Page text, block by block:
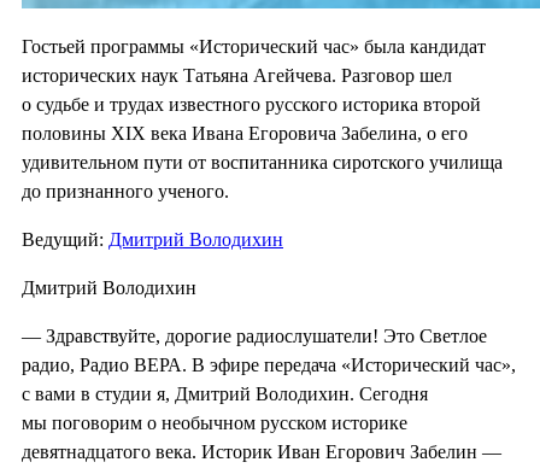
Гостьей программы «Исторический час» была кандидат
исторических наук Татьяна Агейчева. Разговор шел
о судьбе и трудах известного русского историка второй
половины XIX века Ивана Егоровича Забелина, о его
удивительном пути от воспитанника сиротского училища
до признанного ученого.
Ведущий: Дмитрий Володихин
Дмитрий Володихин
— Здравствуйте, дорогие радиослушатели! Это Светлое
радио, Радио ВЕРА. В эфире передача «Исторический час»,
с вами в студии я, Дмитрий Володихин. Сегодня
мы поговорим о необычном русском историке
девятнадцатого века. Историк Иван Егорович Забелин —